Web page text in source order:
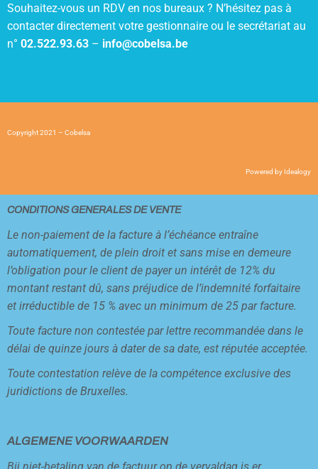
Souhaitez-vous un RDV en nos bureaux ? N’hésitez pas à
contacter directement votre gestionnaire ou le secrétariat au
n° 02.522.93.63 – info@cobelsa.be
Copyright 2021 – Cobelsa
Powered by Idealogy
CONDITIONS GENERALES DE VENTE
Le non-paiement de la facture à l’échéance entraîne
automatiquement, de plein droit et sans mise en demeure
l’obligation pour le client de payer un intérêt de 12% du
montant restant dû, sans préjudice de l’indemnité forfaitaire
et irréductible de 15 % avec un minimum de 25 par facture.
Toute facture non contestée par lettre recommandée dans le
délai de quinze jours à dater de sa date, est réputée acceptée.
Toute contestation relève de la compétence exclusive des
juridictions de Bruxelles.
ALGEMENE VOORWAARDEN
Bij niet-betaling van de factuur op de vervaldag is er